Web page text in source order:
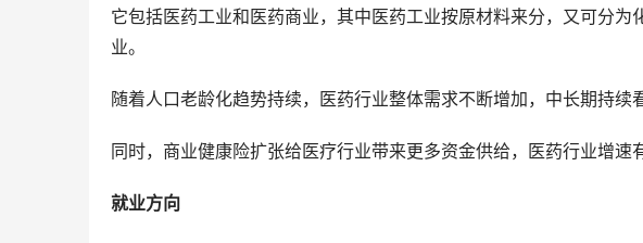
它包括医药工业和医药商业，其中医药工业按原材料来分，又可分
业。
随着人口老龄化趋势持续，医药行业整体需求不断增加，中长期持续
同时，商业健康险扩张给医疗行业带来更多资金供给，医药行业增速
就业方向